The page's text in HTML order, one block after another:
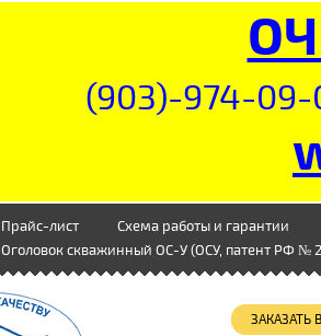
(903)-974-09-
Прайс-лист
Схема работы и гарантии
Оголовок скважинный ОС-У (ОСУ, патент РФ №